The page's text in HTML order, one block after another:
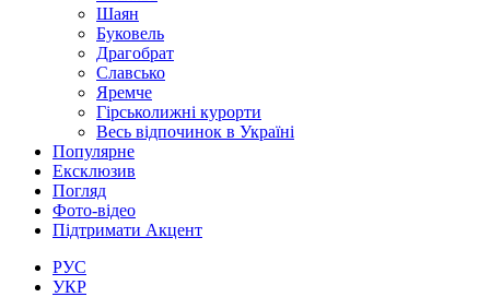
Шаян
Буковель
Драгобрат
Славсько
Яремче
Гірськолижні курорти
Весь відпочинок в Україні
Популярне
Ексклюзив
Погляд
Фото-відео
Підтримати Акцент
РУС
УКР